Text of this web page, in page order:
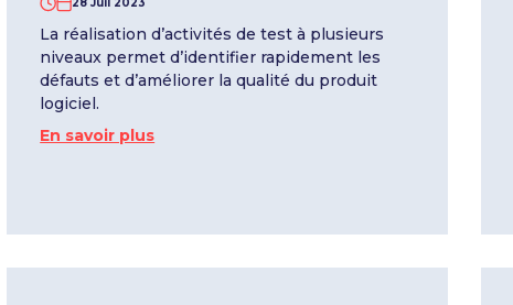
La réalisation d’activités de test à plusieurs
niveaux permet d’identifier rapidement les
défauts et d’améliorer la qualité du produit
logiciel.
En savoir plus